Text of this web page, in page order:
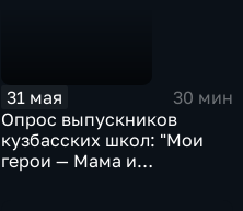
31 мая
30 мин
Опрос выпускников
кузбасских школ: "Мои
герои — Мама и